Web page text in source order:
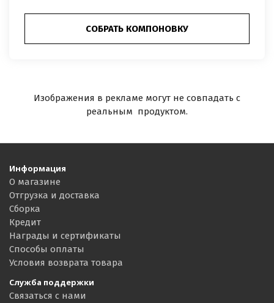
СОБРАТЬ КОМПОНОВКУ
Изображения в рекламе могут не совпадать с
реальным продуктом.
Информация
О магазине
Отгрузка и доставка
Сборка
Кредит
Награды и сертификаты
Способы оплаты
Условия возврата товара
Служба поддержки
Связаться с нами